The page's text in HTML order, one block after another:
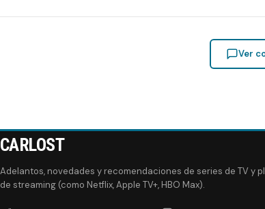
Ver
CARLOST
Adelantos, novedades y recomendaciones de series de TV y
de streaming (como Netflix, Apple TV+, HBO Max).